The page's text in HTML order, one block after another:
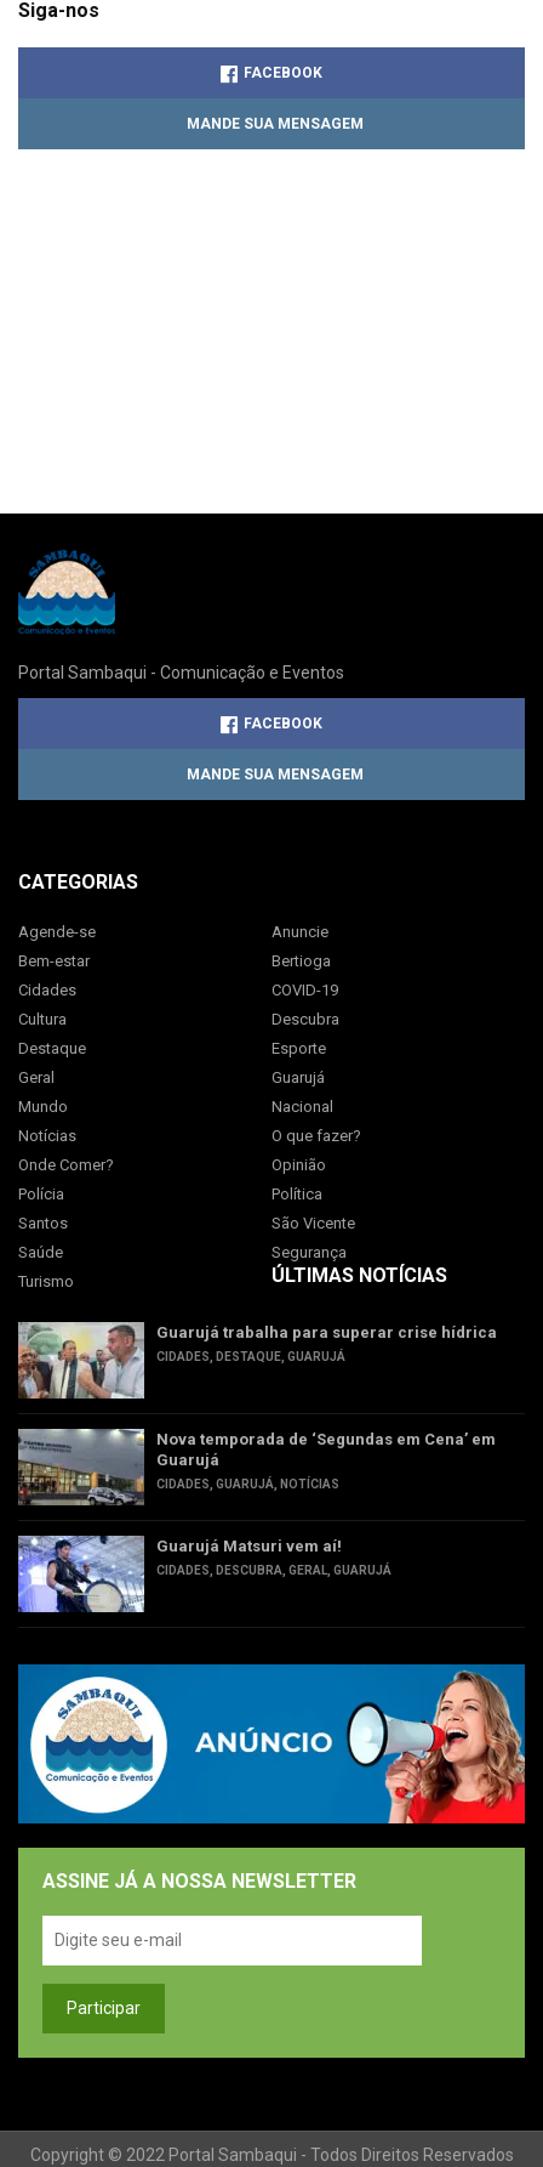
Siga-nos
FACEBOOK
MANDE SUA MENSAGEM
Portal Sambaqui - Comunicação e Eventos
FACEBOOK
MANDE SUA MENSAGEM
CATEGORIAS
Agende-se
Anuncie
Bem-estar
Bertioga
Cidades
COVID-19
Cultura
Descubra
Destaque
Esporte
Geral
Guarujá
Mundo
Nacional
Notícias
O que fazer?
Onde Comer?
Opinião
Polícia
Política
Santos
São Vicente
Saúde
Segurança
Turismo
ÚLTIMAS NOTÍCIAS
Guarujá trabalha para superar crise hídrica
CIDADES DESTAQUE GUARUJÁ
Nova temporada de ‘Segundas em Cena’ em
Guarujá
CIDADES GUARUJÁ NOTÍCIAS
Guarujá Matsuri vem aí!
CIDADES DESCUBRA GERAL GUARUJÁ
ASSINE JÁ A NOSSA NEWSLETTER
Copyright © 2022 Portal Sambaqui - Todos Direitos Reservados